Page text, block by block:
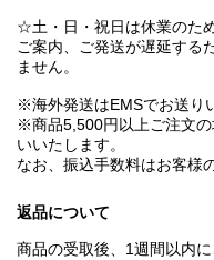
☆土・日・祝日は休業のた
ご案内、ご発送が遅延する
ません。
※海外発送はEMSでお送り
※商品5,500円以上ご注文
いいたします。
なお、振込手数料はお客様
返品について
商品の受取後、1週間以内に